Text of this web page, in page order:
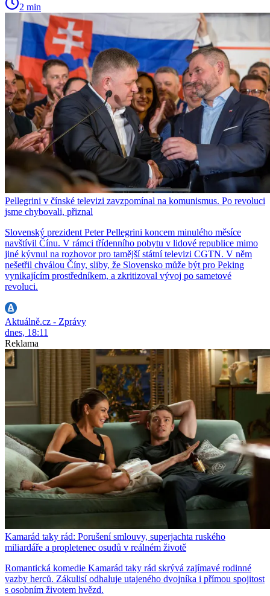
2 min
Pellegrini v čínské televizi zavzpomínal na komunismus. Po revoluci
jsme chybovali, přiznal
Slovenský prezident Peter Pellegrini koncem minulého měsíce
navštívil Čínu. V rámci třídenního pobytu v lidové republice mimo
jiné kývnul na rozhovor pro tamější státní televizi CGTN. V něm
nešetřil chválou Číny, sliby, že Slovensko může být pro Peking
vynikajícím prostředníkem, a zkritizoval vývoj po sametové
revoluci.
Aktuálně.cz - Zprávy
dnes, 18:11
Reklama
Kamarád taky rád: Porušení smlouvy, superjachta ruského
miliardáře a propletenec osudů v reálném životě
Romantická komedie Kamarád taky rád skrývá zajímavé rodinné
vazby herců. Zákulisí odhaluje utajeného dvojníka i přímou spojitost
s osobním životem hvězd.